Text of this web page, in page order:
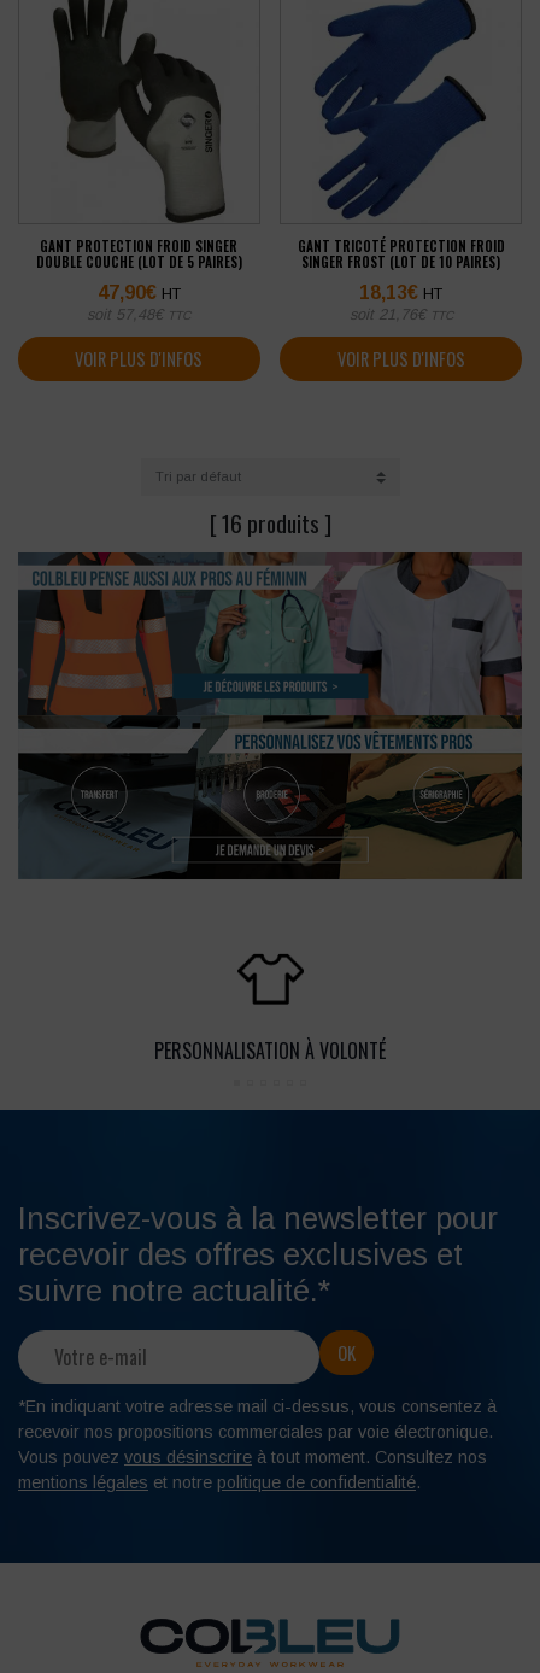
GANT PROTECTION FROID SINGER
DOUBLE COUCHE (LOT DE 5 PAIRES)
47,90€ HT
soit 57,48€ TTC
VOIR PLUS D'INFOS
GANT TRICOTÉ PROTECTION FROID
SINGER FROST (LOT DE 10 PAIRES)
18,13€ HT
soit 21,76€ TTC
VOIR PLUS D'INFOS
[ 16 produits ]
PERSONNALISATION À VOLONTÉ
Inscrivez-vous à la newsletter pour
recevoir des offres exclusives et
suivre notre actualité.*
*En indiquant votre adresse mail ci-dessus, vous consentez à
recevoir nos propositions commerciales par voie électronique.
Vous pouvez vous désinscrire à tout moment. Consultez nos
mentions légales et notre politique de confidentialité.